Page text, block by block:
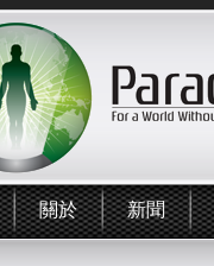
關於 新聞